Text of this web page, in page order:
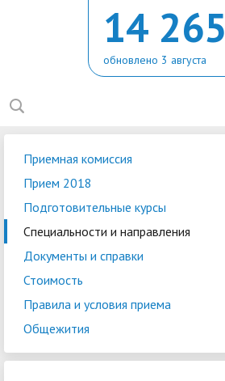
14 265
обновлено 3 августа
Приемная комиссия
Прием 2018
Подготовительные курсы
Специальности и направления
Документы и справки
Стоимость
Правила и условия приема
Общежития